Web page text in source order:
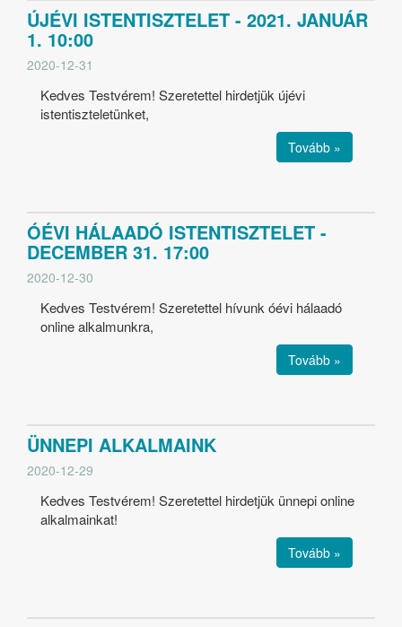
ÚJÉVI ISTENTISZTELET - 2021. JANUÁR
1. 10:00
2020-12-31
Kedves Testvérem! Szeretettel hirdetjük újévi
istentiszteletünket,
Tovább »
ÓÉVI HÁLAADÓ ISTENTISZTELET -
DECEMBER 31. 17:00
2020-12-30
Kedves Testvérem! Szeretettel hívunk óévi hálaadó
online alkalmunkra,
Tovább »
ÜNNEPI ALKALMAINK
2020-12-29
Kedves Testvérem! Szeretettel hirdetjük ünnepi online
alkalmainkat!
Tovább »